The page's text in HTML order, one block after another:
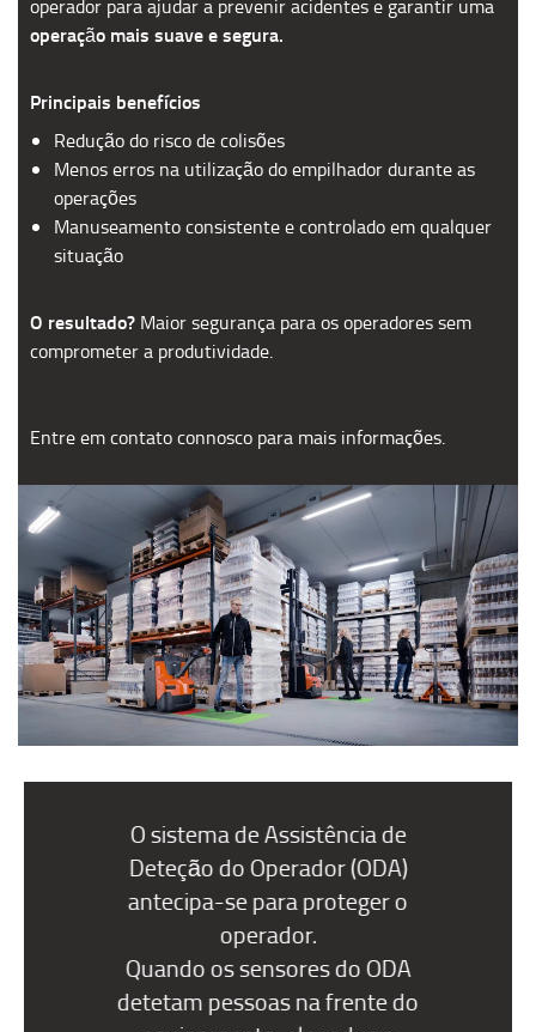
operador para ajudar a prevenir acidentes e garantir uma
operação mais suave e segura.
Principais benefícios
Redução do risco de colisões
Menos erros na utilização do empilhador durante as
operações
Manuseamento consistente e controlado em qualquer
situação
O resultado? Maior segurança para os operadores sem
comprometer a produtividade.
Entre em contato connosco para mais informações.
O sistema de Assistência de
Deteção do Operador (ODA)
antecipa-se para proteger o
operador.
Quando os sensores do ODA
detetam pessoas na frente do